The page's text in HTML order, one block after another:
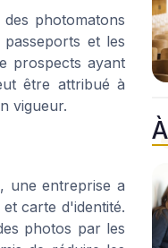
photomatons
et les
prospects ayant
être attribué à
vigueur.
une entreprise a
carte d'identité.
photos par les